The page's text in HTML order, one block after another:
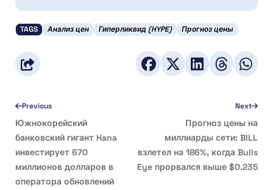
TAGS Анализ цен Гиперликвид (HYPE) Прогноз цены
Previous
Южнокорейский
банковский гигант Hana
инвестирует 670
миллионов долларов в
оператора обновлений
Next
Прогноз цены на
миллиарды сети: BILL
взлетел на 186%, когда Bulls
Eye прорвался выше $0.235